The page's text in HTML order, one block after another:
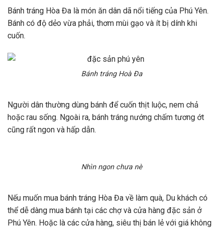
Bánh tráng Hòa Đa là món ăn dân dã nổi tiếng của Phú Yên.
Bánh có độ dẻo vừa phải, thơm mùi gạo và ít bị dính khi
cuốn.
Bánh tráng Hoà Đa
Người dân thường dùng bánh để cuốn thịt luộc, nem chả
hoặc rau sống. Ngoài ra, bánh tráng nướng chấm tương ớt
cũng rất ngon và hấp dẫn.
Nhìn ngon chưa nè
Nếu muốn mua bánh tráng Hòa Đa về làm quà, Du khách có
thể dễ dàng mua bánh tại các chợ và cửa hàng đặc sản ở
Phú Yên. Hoặc là các cửa hàng, siêu thị bán lẻ với giá không